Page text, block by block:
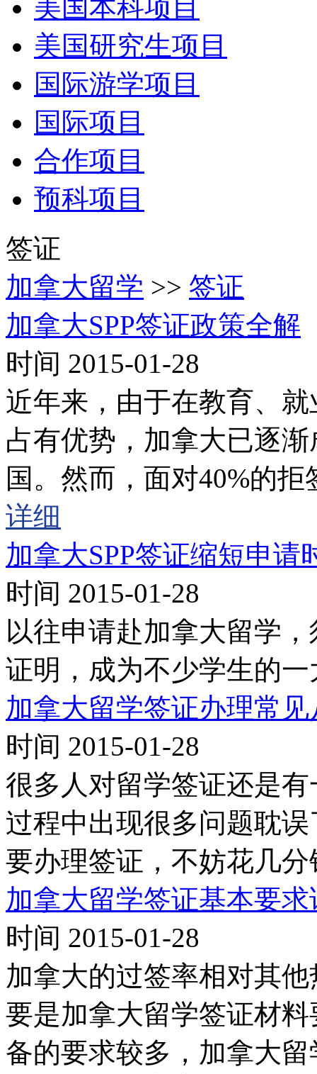
美国本科项目
美国研究生项目
国际游学项目
国际项目
合作项目
预科项目
签证
加拿大留学 >> 签证
加拿大SPP签证政策全解
时间 2015-01-28
近年来，由于在教育、
占有优势，加拿大已逐
国。然而，面对40%的
详细
加拿大SPP签证缩短申请
时间 2015-01-28
以往申请赴加拿大留学
证明，成为不少学生的
加拿大留学签证办理常
时间 2015-01-28
很多人对留学签证还是
过程中出现很多问题耽
要办理签证，不妨花几
加拿大留学签证基本要求
时间 2015-01-28
加拿大的过签率相对其
要是加拿大留学签证材
备的要求较多，加拿大